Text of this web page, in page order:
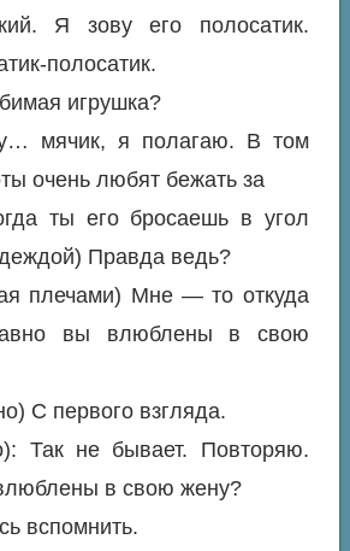
Я зову его полосатик.
полосатик.
игрушка?
мячик, я полагаю. В том
очень любят бежать за
ты его бросаешь в угол
Правда ведь?
плечами) Мне — то откуда
вы влюблены в свою
С первого взгляда.
Так не бывает. Повторяю.
в свою жену?
вспомнить.